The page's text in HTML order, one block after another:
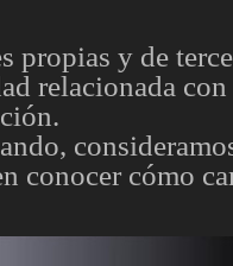
propias y de
relacionada
conocer cómo